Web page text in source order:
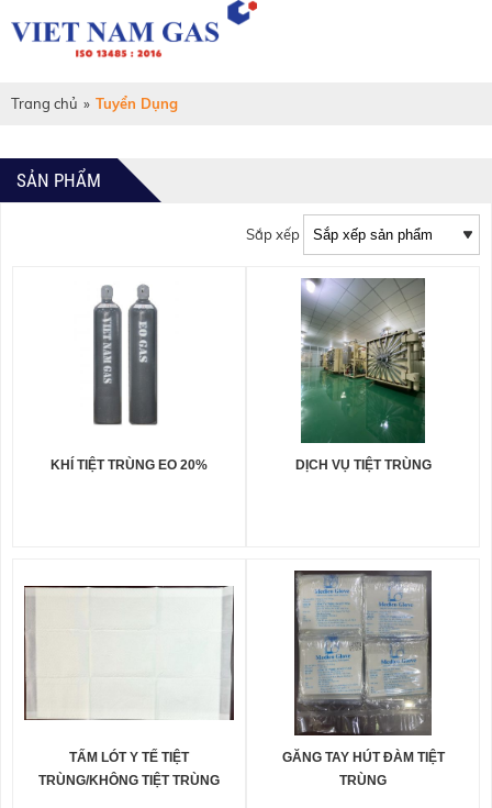
Trang chủ » Tuyển Dụng
SẢN PHẨM
Sắp xếp
KHÍ TIỆT TRÙNG EO 20% DỊCH VỤ TIỆT TRÙNG
TẤM LÓT Y TẾ TIỆT
TRÙNG/KHÔNG TIỆT TRÙNG
GĂNG TAY HÚT ĐÀM TIỆT
TRÙNG